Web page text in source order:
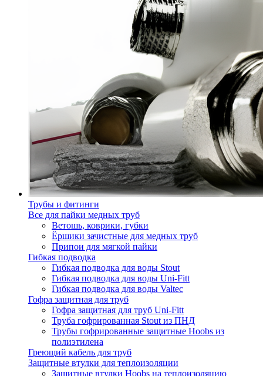
Трубы и фитинги
Все для пайки медных труб
Ветошь, коврики, губки
Ёршики зачистные для медных труб
Припои для мягкой пайки
Гибкая подводка
Гибкая подводка для воды Stout
Гибкая подводка для воды Uni-Fitt
Гибкая подводка для воды Valtec
Гофра защитная для труб
Гофра защитная для труб Uni-Fitt
Труба гофрированная Stout из ПНД
Трубы гофрированные защитные Hoobs из
полиэтилена
Греющий кабель для труб
Защитные втулки для теплоизоляции
Защитные втулки Hoobs на теплоизоляцию